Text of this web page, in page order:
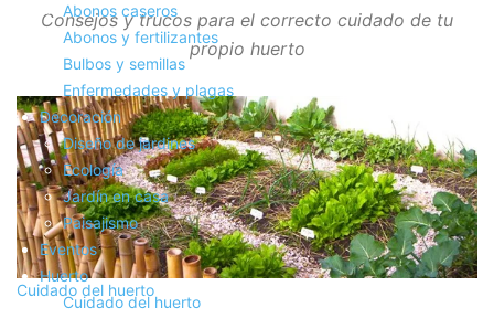
Abonos caseros
Abonos y fertilizantes
Bulbos y semillas
Enfermedades y plagas
Decoración
Diseño de jardines
Ecología
Jardín en casa
Paisajismo
Eventos
Huerto
Cuidado del huerto
Consejos y trucos para el correcto cuidado de tu
propio huerto
Cuidado del huerto